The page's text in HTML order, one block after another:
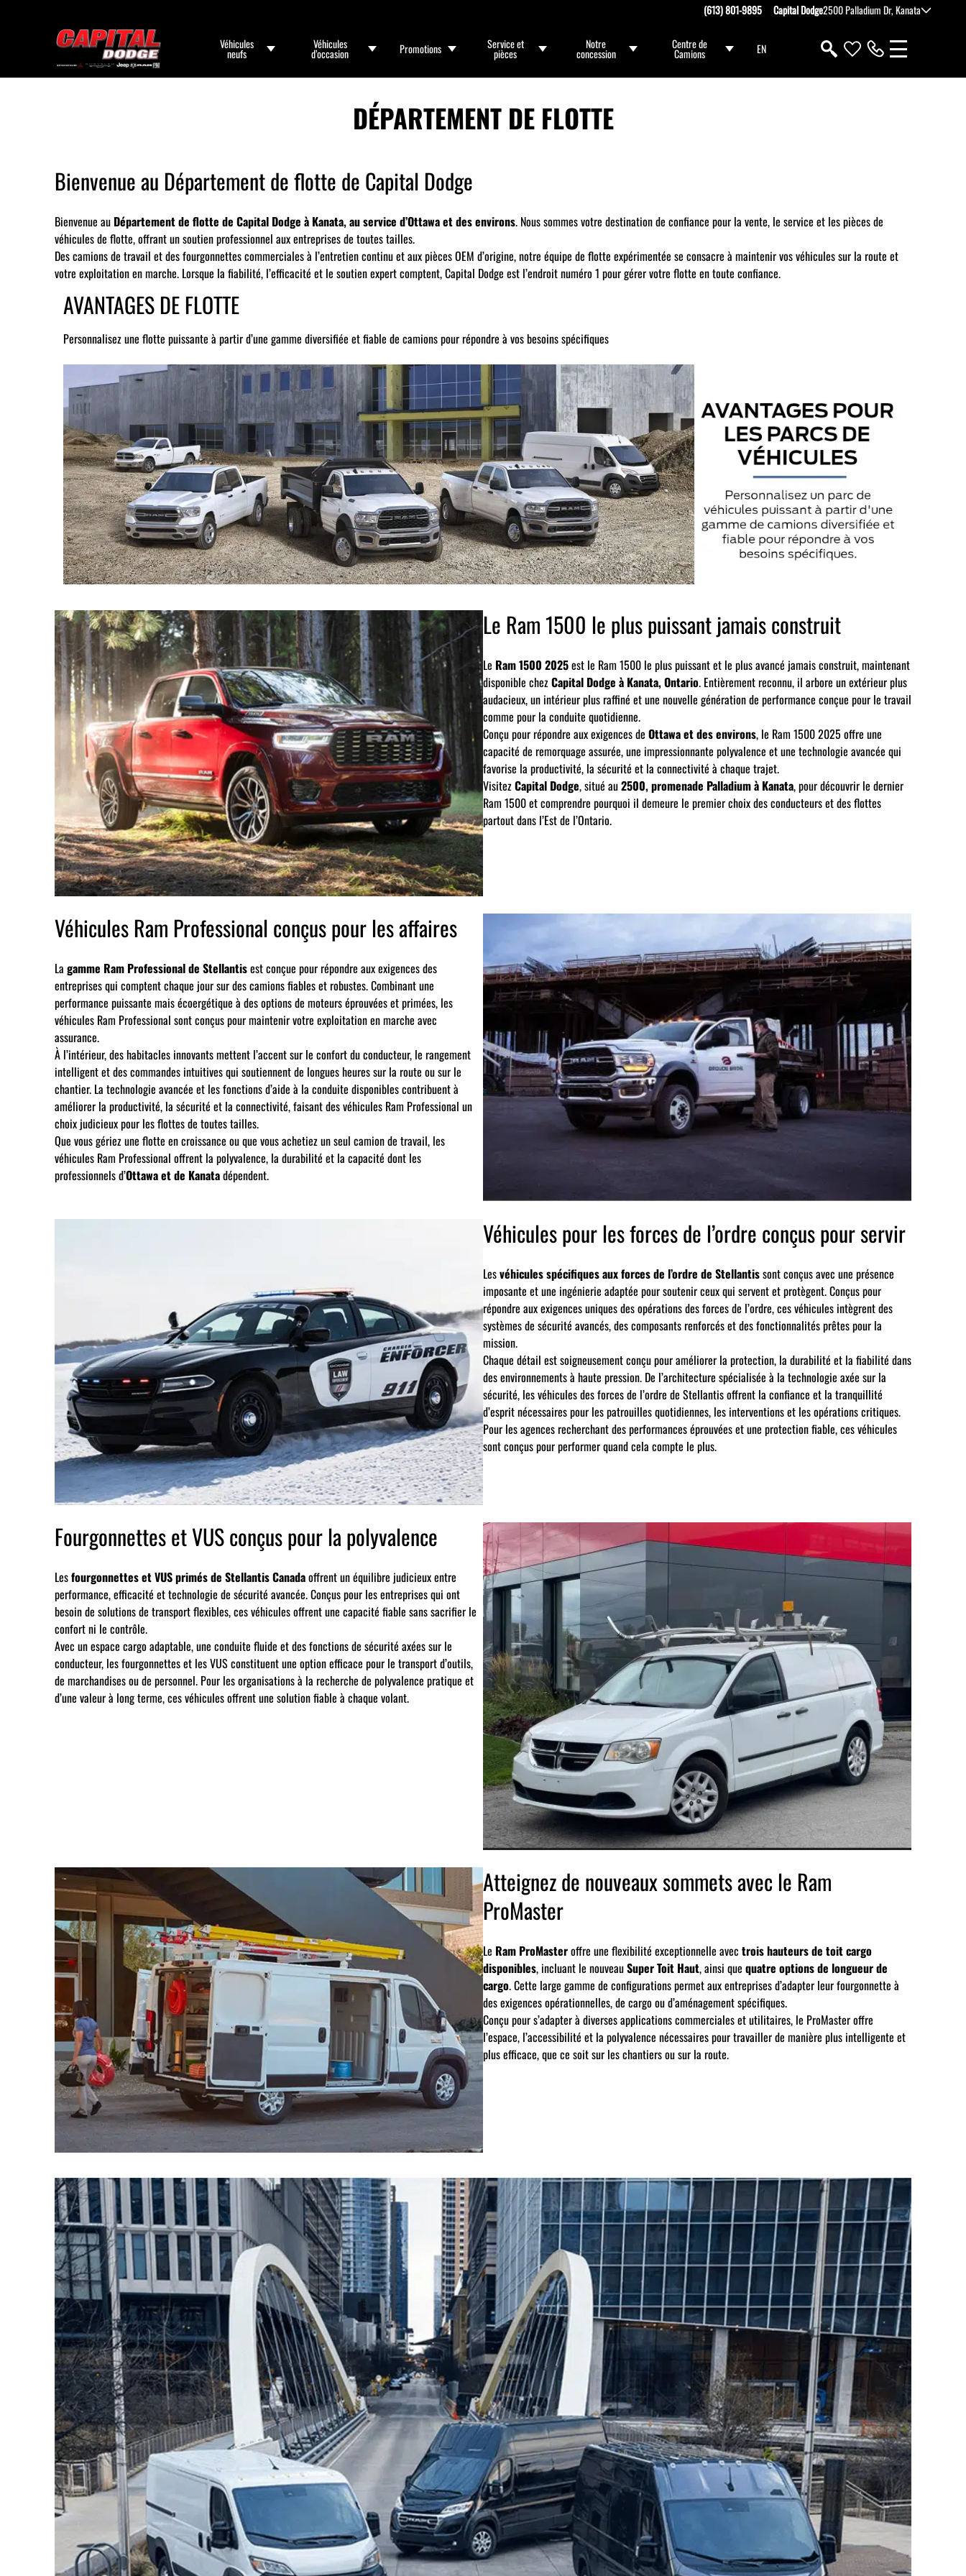
(613) 801-9895 Capital Dodge2500 Palladium Dr, Kanata
Véhicules
neufs
Véhicules
d’occasion Promotions Service et
pièces
Notre
concession
Centre de
Camions EN
DÉPARTEMENT DE FLOTTE
Bienvenue au Département de flotte de Capital Dodge
Bienvenue au Département de flotte de Capital Dodge à Kanata, au service d’Ottawa et des environs. Nous sommes votre destination de confiance pour la vente, le service et les pièces de
véhicules de flotte, offrant un soutien professionnel aux entreprises de toutes tailles.
Des camions de travail et des fourgonnettes commerciales à l’entretien continu et aux pièces OEM d’origine, notre équipe de flotte expérimentée se consacre à maintenir vos véhicules sur la route et
votre exploitation en marche. Lorsque la fiabilité, l’efficacité et le soutien expert comptent, Capital Dodge est l’endroit numéro 1 pour gérer votre flotte en toute confiance.
AVANTAGES DE FLOTTE
Personnalisez une flotte puissante à partir d’une gamme diversifiée et fiable de camions pour répondre à vos besoins spécifiques
Le Ram 1500 le plus puissant jamais construit
Le Ram 1500 2025est le Ram 1500 le plus puissant et le plus avancé jamais construit, maintenant
disponible chezCapital Dodge à Kanata, Ontario. Entièrement reconnu, il arbore un extérieur plus
audacieux, un intérieur plus raffiné et une nouvelle génération de performance conçue pour le travail
comme pour la conduite quotidienne.
Conçu pour répondre aux exigences de Ottawa et des environs, le Ram 1500 2025 offre une
capacité de remorquage assurée, une impressionnante polyvalence et une technologie avancée qui
favorise la productivité, la sécurité et la connectivité à chaque trajet.
VisitezCapital Dodge, situé au2500, promenade Palladium à Kanata, pour découvrir le dernier
Ram 1500 et comprendre pourquoi il demeure le premier choix des conducteurs et des flottes
partout dans l’Est de l’Ontario.
Véhicules Ram Professional conçus pour les affaires
La gamme Ram Professional de Stellantisest conçue pour répondre aux exigences des
entreprises qui comptent chaque jour sur des camions fiables et robustes. Combinant une
performance puissante mais écoergétique à des options de moteurs éprouvées et primées, les
véhicules Ram Professional sont conçus pour maintenir votre exploitation en marche avec
assurance.
À l’intérieur, des habitacles innovants mettent l’accent sur le confort du conducteur, le rangement
intelligent et des commandes intuitives qui soutiennent de longues heures sur la route ou sur le
chantier. La technologie avancée et les fonctions d’aide à la conduite disponibles contribuent à
améliorer la productivité, la sécurité et la connectivité, faisant des véhicules Ram Professional un
choix judicieux pour les flottes de toutes tailles.
Que vous gériez une flotte en croissance ou que vous achetiez un seul camion de travail, les
véhicules Ram Professional offrent la polyvalence, la durabilité et la capacité dont les
professionnels d’Ottawa et de Kanatadépendent.
Véhicules pour les forces de l’ordre conçus pour servir
Lesvéhicules spécifiques aux forces de l’ordre de Stellantissont conçus avec une présence
imposante et une ingénierie adaptée pour soutenir ceux qui servent et protègent. Conçus pour
répondre aux exigences uniques des opérations des forces de l’ordre, ces véhicules intègrent des
systèmes de sécurité avancés, des composants renforcés et des fonctionnalités prêtes pour la
mission.
Chaque détail est soigneusement conçu pour améliorer la protection, la durabilité et la fiabilité dans
des environnements à haute pression. De l’architecture spécialisée à la technologie axée sur la
sécurité, les véhicules des forces de l’ordre de Stellantis offrent la confiance et la tranquillité
d’esprit nécessaires pour les patrouilles quotidiennes, les interventions et les opérations critiques.
Pour les agences recherchant des performances éprouvées et une protection fiable, ces véhicules
sont conçus pour performer quand cela compte le plus.
Fourgonnettes et VUS conçus pour la polyvalence
Lesfourgonnettes et VUS primés de Stellantis Canadaoffrent un équilibre judicieux entre
performance, efficacité et technologie de sécurité avancée. Conçus pour les entreprises qui ont
besoin de solutions de transport flexibles, ces véhicules offrent une capacité fiable sans sacrifier le
confort ni le contrôle.
Avec un espace cargo adaptable, une conduite fluide et des fonctions de sécurité axées sur le
conducteur, les fourgonnettes et les VUS constituent une option efficace pour le transport d’outils,
de marchandises ou de personnel. Pour les organisations à la recherche de polyvalence pratique et
d’une valeur à long terme, ces véhicules offrent une solution fiable à chaque volant.
Atteignez de nouveaux sommets avec le Ram
ProMaster
Le Ram ProMasteroffre une flexibilité exceptionnelle avec trois hauteurs de toit cargo
disponibles, incluant le nouveauSuper Toit Haut, ainsi que quatre options de longueur de
cargo. Cette large gamme de configurations permet aux entreprises d’adapter leur fourgonnette à
des exigences opérationnelles, de cargo ou d’aménagement spécifiques.
Conçu pour s’adapter à diverses applications commerciales et utilitaires, le ProMaster offre
l’espace, l’accessibilité et la polyvalence nécessaires pour travailler de manière plus intelligente et
plus efficace, que ce soit sur les chantiers ou sur la route.